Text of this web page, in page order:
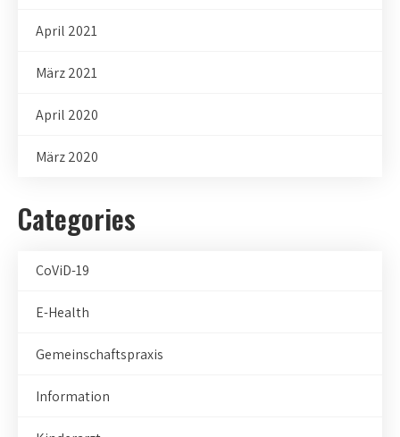
April 2021
März 2021
April 2020
März 2020
Categories
CoViD-19
E-Health
Gemeinschaftspraxis
Information